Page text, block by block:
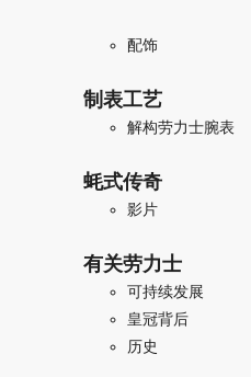
配饰
制表工艺
解构劳力士腕表
蚝式传奇
影片
有关劳力士
可持续发展
皇冠背后
历史